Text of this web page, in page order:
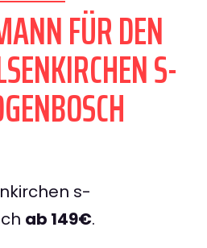
FÜR DEN
S-
s-
ab 149€.